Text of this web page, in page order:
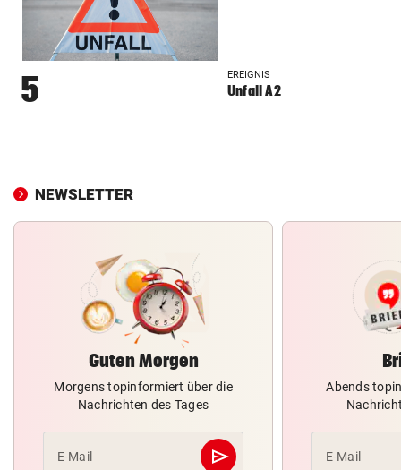
5 EREIGNIS
Unfall A2
NEWSLETTER
Guten Morgen
Morgens topinformiert über die
Nachrichten des Tages
E-Mail send
Abschicken
Abends
E-Mail